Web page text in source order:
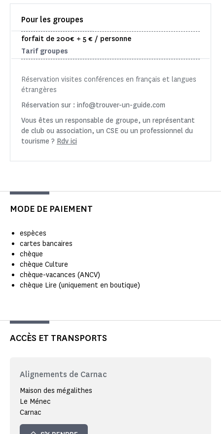
Pour les groupes
Tarif groupes
forfait de 200€ + 5 € / personne
Réservation visites conférences en français et langues
étrangères
Réservation sur : info@trouver-un-guide.com
Vous êtes un responsable de groupe, un représentant
de club ou association, un CSE ou un professionnel du
tourisme ? Rdv ici
MODE DE PAIEMENT
espèces
cartes bancaires
chèque
chèque Culture
chèque-vacances (ANCV)
chèque Lire (uniquement en boutique)
ACCÈS ET TRANSPORTS
Alignements de Carnac
Maison des mégalithes
Le Ménec
Carnac